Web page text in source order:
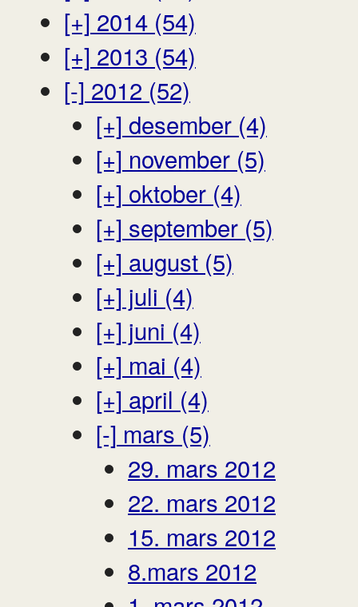
[+] 2014 (54)
[+] 2013 (54)
[-] 2012 (52)
[+] desember (4)
[+] november (5)
[+] oktober (4)
[+] september (5)
[+] august (5)
[+] juli (4)
[+] juni (4)
[+] mai (4)
[+] april (4)
[-] mars (5)
29. mars 2012
22. mars 2012
15. mars 2012
8.mars 2012